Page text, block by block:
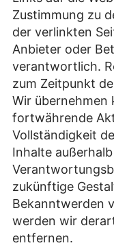
Zustimmung zu
der verlinkten
Anbieter oder
verantwortlich.
zum Zeitpunkt
Wir übernehmen
fortwährende
Vollständigkeit
Inhalte
zukünftige
Bekanntwerden
werden wir
entfernen.